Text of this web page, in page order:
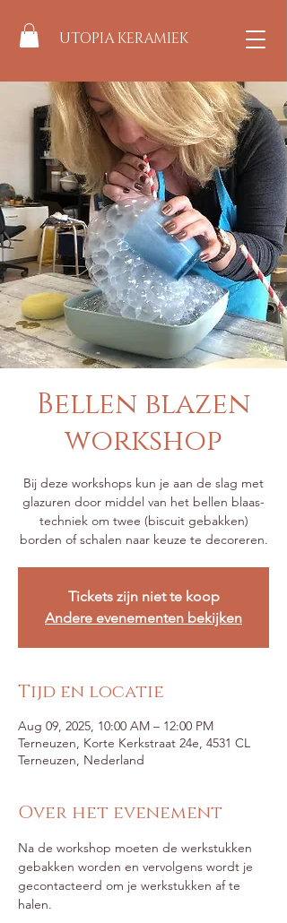
UTOPIA KERAMIEK
Bellen blazen
workshop
Bij deze workshops kun je aan de slag met
glazuren door middel van het bellen blaas-
techniek om twee (biscuit gebakken)
borden of schalen naar keuze te decoreren.
Tickets zijn niet te koop
Andere evenementen bekijken
Tijd en locatie
Aug 09, 2025, 10:00 AM – 12:00 PM
Terneuzen, Korte Kerkstraat 24e, 4531 CL
Terneuzen, Nederland
Over het evenement
Na de workshop moeten de werkstukken
gebakken worden en vervolgens wordt je
gecontacteerd om je werkstukken af te
halen.